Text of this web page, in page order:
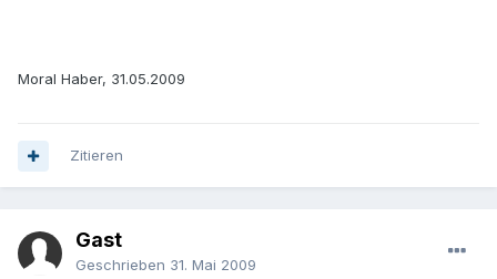
Moral Haber, 31.05.2009
Zitieren
Gast
Geschrieben 31. Mai 2009